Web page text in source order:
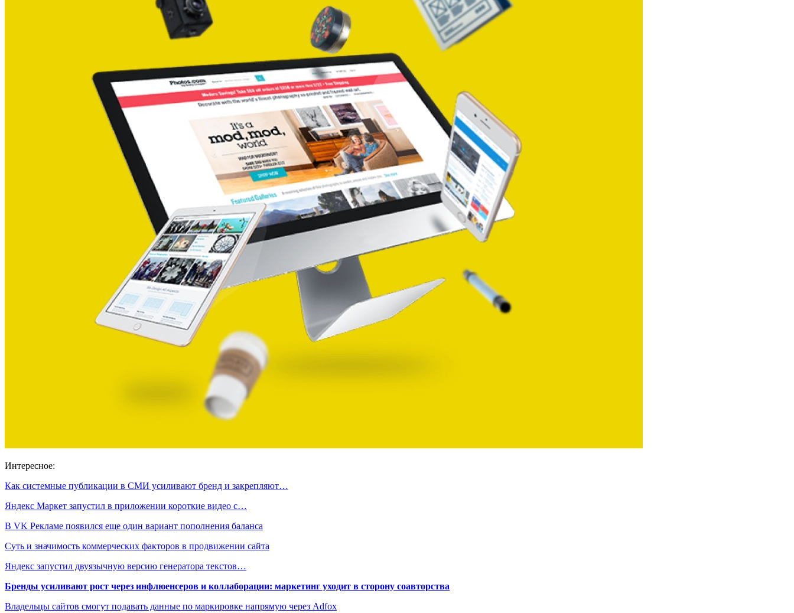
Интересное:
Как системные публикации в СМИ усиливают бренд и закрепляют…
Яндекс Маркет запустил в приложении короткие видео с…
В VK Рекламе появился еще один вариант пополнения баланса
Суть и значимость коммерческих факторов в продвижении сайта
Яндекс запустил двуязычную версию генератора текстов…
Бренды усиливают рост через инфлюенсеров и коллаборации: маркетинг уходит в сторону соавторства
Владельцы сайтов смогут подавать данные по маркировке напрямую через Adfox